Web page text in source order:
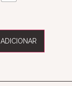
ADICIONAR